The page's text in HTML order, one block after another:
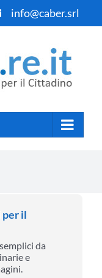
info@caber.srl
il
da
e